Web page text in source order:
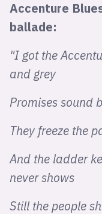
Accenture
ballade:
"I got the
and grey
Promises sound
They freeze the
And the ladder
never shows
Still the people